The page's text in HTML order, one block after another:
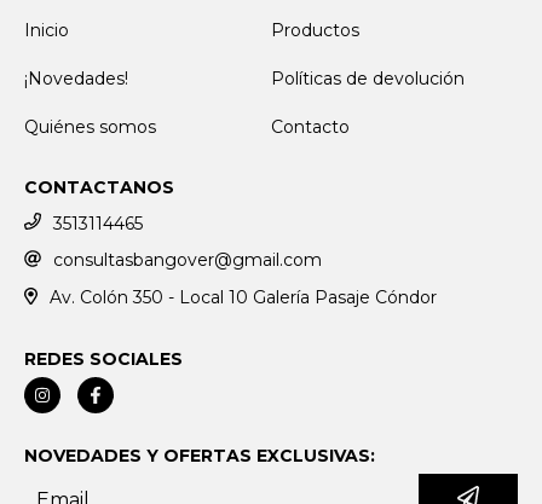
Inicio
Productos
¡Novedades! Políticas de devolución
Quiénes somos Contacto
CONTACTANOS
3513114465
consultasbangover@gmail.com
Av. Colón 350 - Local 10 Galería Pasaje Cóndor
REDES SOCIALES
NOVEDADES Y OFERTAS EXCLUSIVAS: